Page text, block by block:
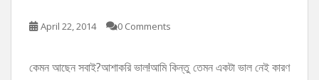
April 22, 2014 0 Comments
কেমন আছেন সবাই?আশাকরি ভাল!আমি কিন্তু তেমন একটা ভাল নেই কারণ